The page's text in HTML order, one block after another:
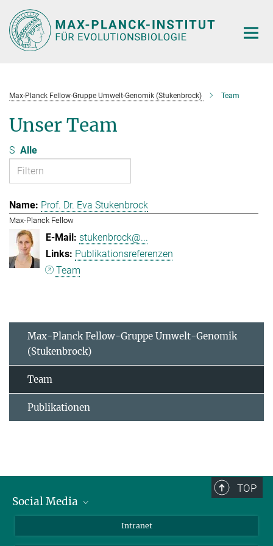
Hauptinhalt
Max-Planck Fellow-Gruppe Umwelt-Genomik (Stukenbrock) Team
Unser Team
S Alle
Prof. Dr. Eva Stukenbrock
Max-Planck Fellow
stukenbrock@...
Publikationsreferenzen
Team
Max-Planck Fellow-Gruppe Umwelt-Genomik
(Stukenbrock)
Team
Publikationen
TOP
Social Media
LinkedIn
Intranet